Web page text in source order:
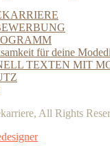
für deine
TEXTEN MIT
All Rights